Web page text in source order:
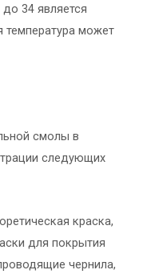
34 является
может
смолы в
следующих
краска,
для покрытия
чернила,